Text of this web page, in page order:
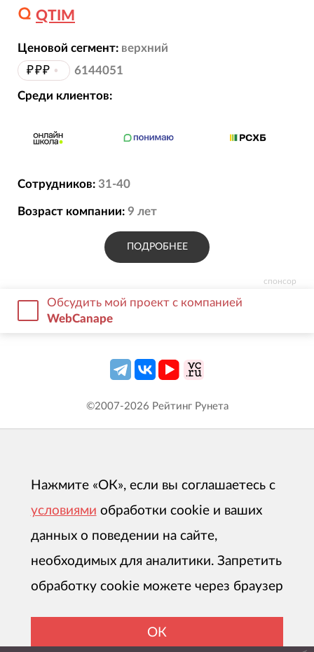
спонсор
QTIM
Ценовой сегмент: верхний
₽₽₽ • 6144051
Среди клиентов:
Сотрудников: 31-40
Возраст компании: 9 лет
ПОДРОБНЕЕ
Обсудить мой проект с компанией
WebCanape
©2007-2026 Рейтинг Рунета
Нажмите «ОК», если вы соглашаетесь с
условиями обработки cookie и ваших
данных о поведении на сайте,
необходимых для аналитики. Запретить
обработку cookie можете через браузер
ОК